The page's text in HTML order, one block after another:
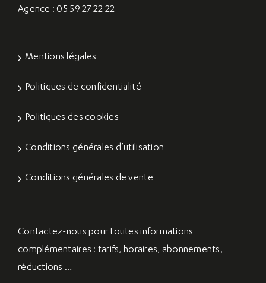
Agence : 05 59 27 22 22
Mentions légales
Politiques de confidentialité
Politiques des cookies
Conditions générales d’utilisation
Conditions générales de vente
Contactez-nous pour toutes informations
complémentaires : tarifs, horaires, abonnements,
réductions …